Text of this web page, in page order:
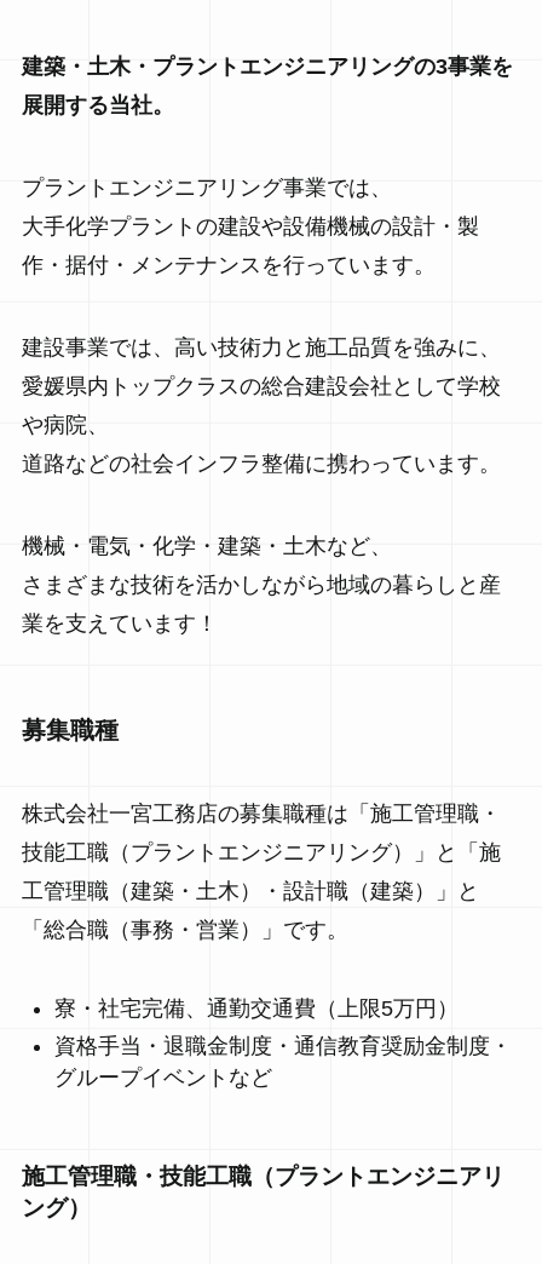
建築・土木・プラントエンジニアリングの3事業を
展開する当社。
プラントエンジニアリング事業では、
大手化学プラントの建設や設備機械の設計・製
作・据付・メンテナンスを行っています。
建設事業では、高い技術力と施工品質を強みに、
愛媛県内トップクラスの総合建設会社として学校
や病院、
道路などの社会インフラ整備に携わっています。
機械・電気・化学・建築・土木など、
さまざまな技術を活かしながら地域の暮らしと産
業を支えています！
募集職種
株式会社一宮工務店の募集職種は「施工管理職・
技能工職（プラントエンジニアリング）」と「施
工管理職（建築・土木）・設計職（建築）」と
「総合職（事務・営業）」です。
寮・社宅完備、通勤交通費（上限5万円）
資格手当・退職金制度・通信教育奨励金制度・
グループイベントなど
施工管理職・技能工職（プラントエンジニアリ
ング）